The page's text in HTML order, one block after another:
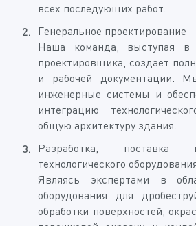
всех последующих работ.
Генеральное проектирование
Наша команда, выступая в
проектировщика, создает
и рабочей документации.
инженерные системы и
интеграцию
общую архитектуру здания.
Разработка, поставка
технологического
Являясь экспертами в
оборудования для
обработки поверхностей,